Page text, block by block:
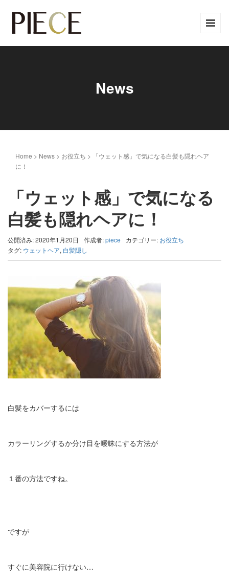
News
Home > News > お役立ち >
「ウェット感」で気になる白髪も隠れヘア
に！
「ウェット感」で気になる
白髪も隠れヘアに！
公開済み: 2020年1月20日 作成者:piece カテゴリー: お役立ち
タグ: ウェットヘア, 白髪隠し
白髪をカバーするには
カラーリングするか分け目を曖昧にする方法が
１番の方法ですね。
ですが
すぐに美容院に行けない…